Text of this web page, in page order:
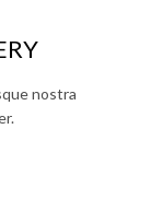
nostra